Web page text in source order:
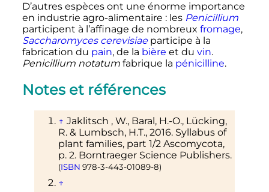
D’autres espèces ont une énorme importance
en industrie agro-alimentaire : les Penicillium
participent à l’affinage de nombreux fromage,
Saccharomyces cerevisiaeparticipe à la
fabrication du pain, de la bière et du vin.
Penicillium notatumfabrique la pénicilline.
Notes et références
↑ Jaklitsch , W., Baral, H.-O., Lücking,
R. & Lumbsch, H.T., 2016. Syllabus of
plant families, part 1/2 Ascomycota,
p. 2. Borntraeger Science Publishers.
(ISBN 978-3-443-01089-8)
↑